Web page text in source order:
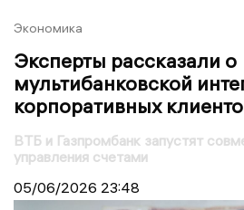
Экономика
Эксперты рассказали о
мультибанковской
корпоративных
ВТБ и Газпромбанк запустят
управления счетами
05/06/2026 23:48